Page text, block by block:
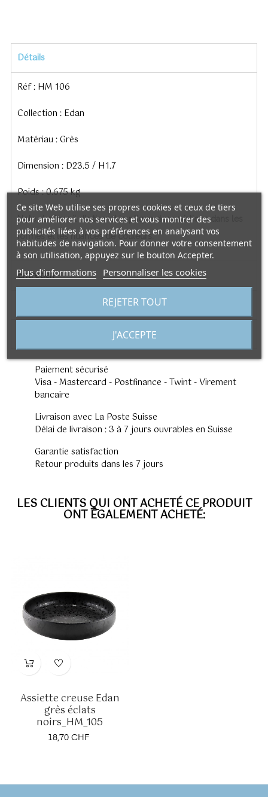
Détails
Réf : HM 106
Collection : Edan
Matériau : Grès
Dimension : D23.5 / H1.7
Poids : 0.675 kg
Note : Le travail d’artisanat implique des variations dans les
formes et les nuances de couleurs.
Entretien
Paiement sécurisé
Visa - Mastercard - Postfinance - Twint - Virement
bancaire
Livraison avec La Poste Suisse
Délai de livraison : 3 à 7 jours ouvrables en Suisse
Garantie satisfaction
Retour produits dans les 7 jours
LES CLIENTS QUI ONT ACHETÉ CE PRODUIT
ONT ÉGALEMENT ACHETÉ:
Assiette creuse Edan
grès éclats
noirs_HM_105
Prix
18,70 CHF
Ce site Web utilise ses propres cookies et ceux de tiers
pour améliorer nos services et vous montrer des
publicités liées à vos préférences en analysant vos
habitudes de navigation. Pour donner votre consentement
à son utilisation, appuyez sur le bouton Accepter.
Plus d'informations Personnaliser les cookies
REJETER TOUT
J'ACCEPTE